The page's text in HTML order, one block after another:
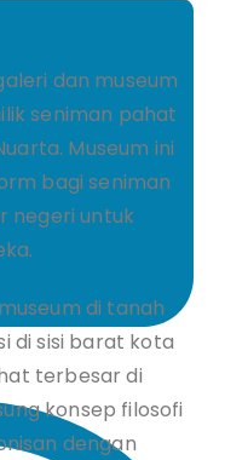
dan museum
seniman pahat
Museum ini
bagi seniman
negeri untuk
di tanah
di sisi barat kota
terbesar di
konsep filosofi
dengan